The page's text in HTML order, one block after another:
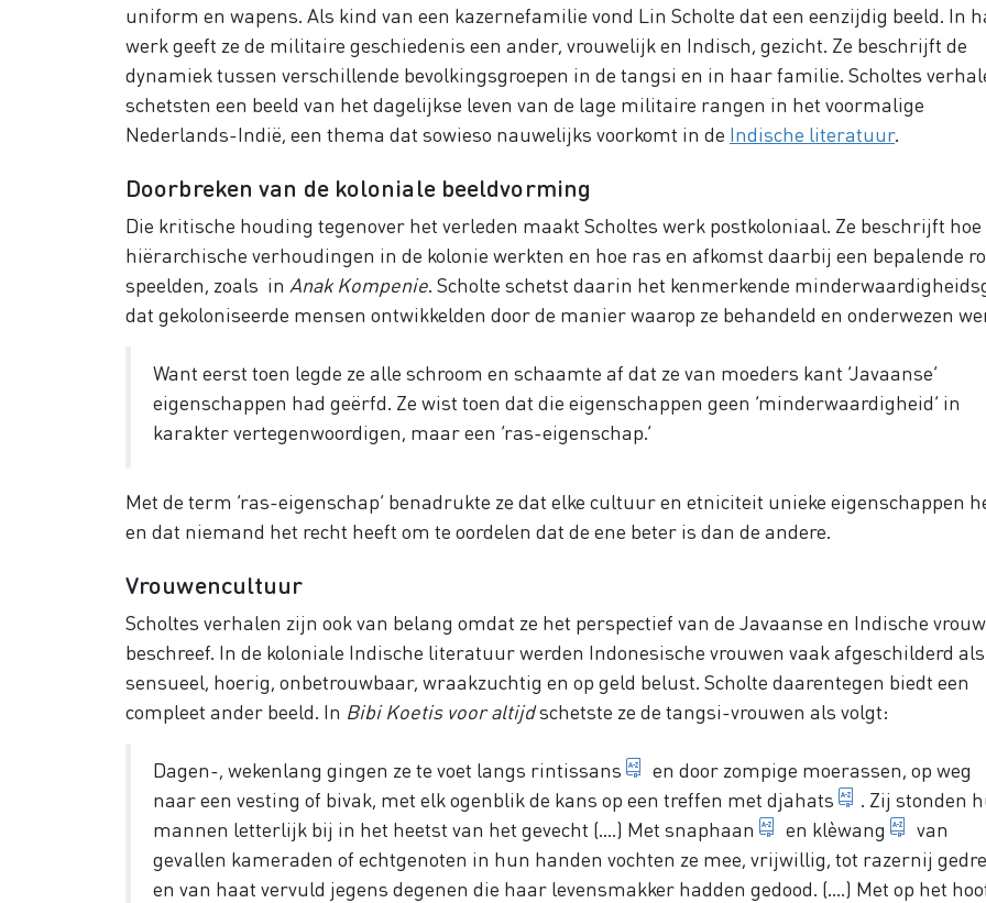
uniform en wapens. Als kind van een kazernefamilie vond Lin Scholte dat een eenzijdig beeld. In
werk geeft ze de militaire geschiedenis een ander, vrouwelijk en Indisch, gezicht. Ze beschrijft de
dynamiek tussen verschillende bevolkingsgroepen in de tangsi en in haar familie. Scholtes
schetsten een beeld van het dagelijkse leven van de lage militaire rangen in het voormalige
Nederlands-Indië, een thema dat sowieso nauwelijks voorkomt in de Indische literatuur.
Doorbreken van de koloniale beeldvorming
Die kritische houding tegenover het verleden maakt Scholtes werk postkoloniaal. Ze beschrijft hoe
hiërarchische verhoudingen in de kolonie werkten en hoe ras en afkomst daarbij een bepalende
speelden, zoals in Anak Kompenie. Scholte schetst daarin het kenmerkende
dat gekoloniseerde mensen ontwikkelden door de manier waarop ze behandeld en onderwezen
Want eerst toen legde ze alle schroom en schaamte af dat ze van moeders kant ‘Javaanse’
eigenschappen had geërfd. Ze wist toen dat die eigenschappen geen ‘minderwaardigheid’ in
karakter vertegenwoordigen, maar een ‘ras-eigenschap.’
Met de term ‘ras-eigenschap’ benadrukte ze dat elke cultuur en etniciteit unieke eigenschappen
en dat niemand het recht heeft om te oordelen dat de ene beter is dan de andere.
Vrouwencultuur
Scholtes verhalen zijn ook van belang omdat ze het perspectief van de Javaanse en Indische
beschreef. In de koloniale Indische literatuur werden Indonesische vrouwen vaak afgeschilderd als
sensueel, hoerig, onbetrouwbaar, wraakzuchtig en op geld belust. Scholte daarentegen biedt een
compleet ander beeld. In Bibi Koetis voor altijdschetste ze de tangsi-vrouwen als volgt:
Dagen-, wekenlang gingen ze te voet langs rintissans in het oerwoud gehakte paadjes
en door zompige moerassen, op weg
naar een vesting of bivak, met elk ogenblik de kans op een treffen met djahats de rebellen
. Zij stonden
mannen letterlijk bij in het heetst van het gevecht (....) Met snaphaan geweer
en klèwang sabel
van
gevallen kameraden of echtgenoten in hun handen vochten ze mee, vrijwillig, tot razernij
en van haat vervuld jegens degenen die haar levensmakker hadden gedood. (....) Met op het